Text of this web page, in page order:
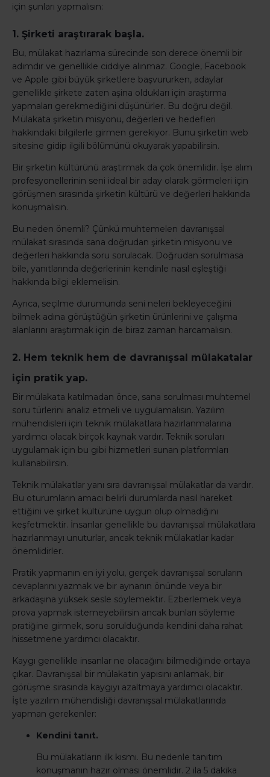
için şunları yapmalısın:
1. Şirketi araştırarak başla.
Bu, mülakat hazırlama sürecinde son derece önemli bir
adımdır ve genellikle ciddiye alınmaz. Google, Facebook
ve Apple gibi büyük şirketlere başvururken, adaylar
genellikle şirkete zaten aşina oldukları için araştırma
yapmaları gerekmediğini düşünürler. Bu doğru değil.
Mülakata şirketin misyonu, değerleri ve hedefleri
hakkındaki bilgilerle girmen gerekiyor. Bunu şirketin web
sitesine gidip ilgili bölümünü okuyarak yapabilirsin.
Bir şirketin kültürünü araştırmak da çok önemlidir. İşe alım
profesyonellerinin seni ideal bir aday olarak görmeleri için
görüşmen sırasında şirketin kültürü ve değerleri hakkında
konuşmalısın.
Bu neden önemli? Çünkü muhtemelen davranışsal
mülakat sırasında sana doğrudan şirketin misyonu ve
değerleri hakkında soru sorulacak. Doğrudan sorulmasa
bile, yanıtlarında değerlerinin kendinle nasıl eşleştiği
hakkında bilgi eklemelisin.
Ayrıca, seçilme durumunda seni neleri bekleyeceğini
bilmek adına görüştüğün şirketin ürünlerini ve çalışma
alanlarını araştırmak için de biraz zaman harcamalısın.
2. Hem teknik hem de davranışsal mülakatalar
için pratik yap.
Bir mülakata katılmadan önce, sana sorulması muhtemel
soru türlerini analiz etmeli ve uygulamalısın. Yazılım
mühendisleri için teknik mülakatlara hazırlanmalarına
yardımcı olacak birçok kaynak vardır. Teknik soruları
uygulamak için bu gibi hizmetleri sunan platformları
kullanabilirsin.
Teknik mülakatlar yanı sıra davranışsal mülakatlar da vardır.
Bu oturumların amacı belirli durumlarda nasıl hareket
ettiğini ve şirket kültürüne uygun olup olmadığını
keşfetmektir. İnsanlar genellikle bu davranışsal mülakatlara
hazırlanmayı unuturlar, ancak teknik mülakatlar kadar
önemlidirler.
Pratik yapmanın en iyi yolu, gerçek davranışsal soruların
cevaplarını yazmak ve bir aynanın önünde veya bir
arkadaşına yüksek sesle söylemektir. Ezberlemek veya
prova yapmak istemeyebilirsin ancak bunları söyleme
pratiğine girmek, soru sorulduğunda kendini daha rahat
hissetmene yardımcı olacaktır.
Kaygı genellikle insanlar ne olacağını bilmediğinde ortaya
çıkar. Davranışsal bir mülakatın yapısını anlamak, bir
görüşme sırasında kaygıyı azaltmaya yardımcı olacaktır.
İşte yazılım mühendisliği davranışsal mülakatlarında
yapman gerekenler:
Kendini tanıt.
Bu mülakatların ilk kısmı. Bu nedenle tanıtım
konuşmanın hazır olması önemlidir. 2 ila 5 dakika